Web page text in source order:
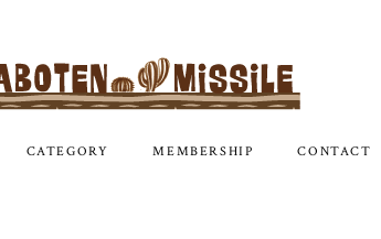
CATEGORY MEMBERSHIP CONTACT